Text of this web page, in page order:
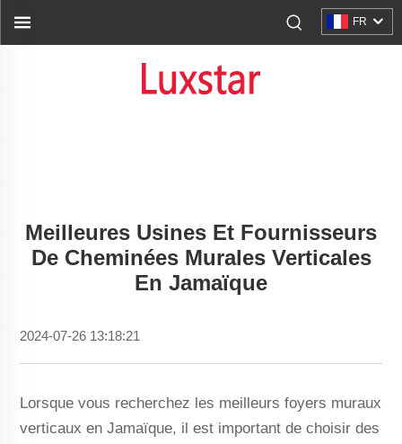
FR
Meilleures Usines Et Fournisseurs
De Cheminées Murales Verticales
En Jamaïque
2024-07-26 13:18:21
Lorsque vous recherchez les meilleurs foyers muraux
verticaux en Jamaïque, il est important de choisir des